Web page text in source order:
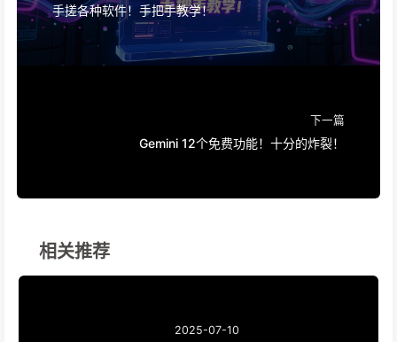
手搓各种软件！手把手教学！
下一篇
Gemini 12个免费功能！十分的炸裂！
相关推荐
2025-07-10